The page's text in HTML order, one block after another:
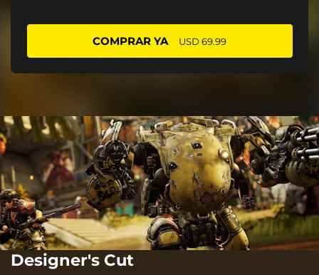
COMPRAR YA USD 69.99
Designer's Cut